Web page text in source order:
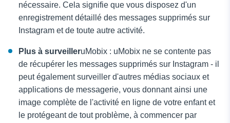
nécessaire. Cela signifie que vous disposez d'un
enregistrement détaillé des messages supprimés sur
Instagram et de toute autre activité.
Plus à surveilleruMobix : uMobix ne se contente pas
de récupérer les messages supprimés sur Instagram - il
peut également surveiller d'autres médias sociaux et
applications de messagerie, vous donnant ainsi une
image complète de l'activité en ligne de votre enfant et
le protégeant de tout problème, à commencer par